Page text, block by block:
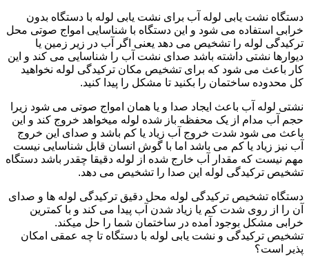
دستگاه نشت یابی لوله آب برای نشت یابی لوله با دستگاه بدون
خرابی استفاده می شود و این دستگاه با شناسایی امواج صوتی محل
ترکیدگی لوله را تشخیص می دهد یعنی اگر آب در زیر زمین یا
دیوارها نشتی داشته باشد صدای نشت آب را شناسایی می کند و این
کار باعث می شود که برای تشخیص مکان ترکیدگی لوله نخواهید
کل محدوده ساختمان را بکنید تا مشکل را پیدا کنید.
نشتی لوله آب باعث ایجاد صدا و یا همان امواج صوتی می شود زیرا
حجم آب مدام از یک محفظه باز شده لوله میخواهد خروج کند و این
باعث می شود شدت خروج آب زیاد یا کم باشد و صدای این خروج
آب نیز زیاد یا کم می باشد اما با گوش انسان قابل شناسایی نیست
مهم نیست که مقدار آب خارج شده از لوله دقیقا چقدر باشد دستگاه
تشخیص ترکیدگی لوله این صدا را تشخیص می دهد.
دستگاه تشخیص ترکیدگی لوله محل دقیق ترکیدگی لوله ها و صدای
آن را از روی شدت کم یا زیاد شدن آب پیدا می کند و با کمترین
خرابی مشکل بوجود آمده در ساختمان شما را حل میکند.
تشخیص ترکیدگی و نشت یابی لوله با دستگاه تا چه عمقی امکان
پذیر است؟